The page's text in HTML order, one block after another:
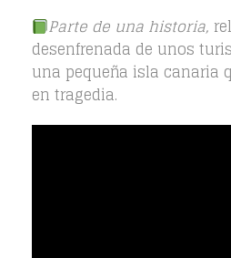
Parte de una historia,
desenfrenada de unos
una pequeña isla canaria
en tragedia.